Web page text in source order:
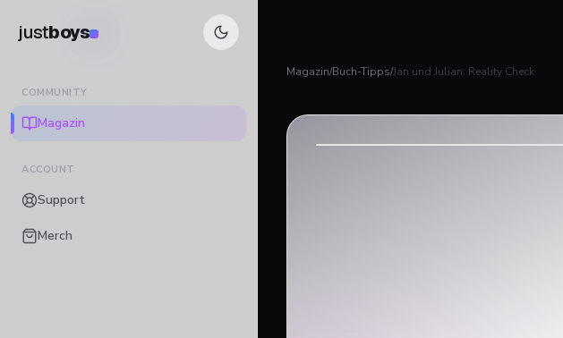
justboys
COMMUNITY
Magazin
ACCOUNT
Support
Merch
Magazin/Buch-Tipps/Jan und Julian: Reality Check